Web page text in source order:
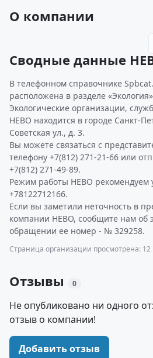
О компании
Сводные данные
В телефонном справочнике
расположена в разделе
Экологические организации,
НЕВО находится в городе Санкт-
Советская ул., д. 3.
Вы можете связаться с
телефону +7(812) 271-21-66 или
+7(812) 271-49-89.
Режим работы НЕВО рекомендуем
+78122712166.
Если вы заметили неточность в
компании НЕВО, сообщите нам об
обращении ее номер - № 329258.
Страница организации просмотрена: 12
Отзывы 0
Не опубликовано ни одного
отзыв о компании!
Добавить отзыв